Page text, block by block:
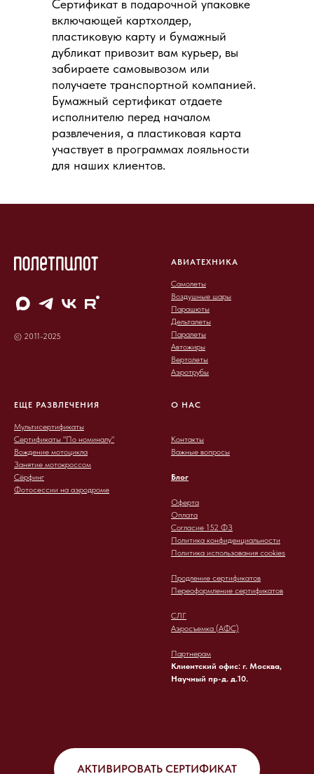
Сертификат в подарочной упаковке
включающей картхолдер,
пластиковую карту и бумажный
дубликат привозит вам курьер, вы
забираете самовывозом или
получаете транспортной компанией.
Бумажный сертификат отдаете
исполнителю перед началом
развлечения, а пластиковая карта
участвует в программах лояльности
для наших клиентов.
© 2011-2025
АВИАТЕХНИКА
Самолеты
Воздушные шары
Парашюты
Дельталеты
Паралеты
Автожиры
Вертолеты
Аэротрубы
ЕЩЕ РАЗВЛЕЧЕНИЯ
Мультисертификаты
Сертификаты "По номиналу"
Вождение мотоцикла
Занятие мотокроссом
Сёрфинг
Фотосессии на аэродроме
О НАС
Контакты
Важные вопросы
Блог
Оферта
Оплата
Согласие 152 ФЗ
Политика конфиденциальности
Политика использования cookies
Продление сертификатов
Переоформление сертификатов
СЛГ
Аэросъемка (АФС)
Партнерам
Клиентский офис: г. Москва,
Научный пр-д. д.10.
АКТИВИРОВАТЬ СЕРТИФИКАТ